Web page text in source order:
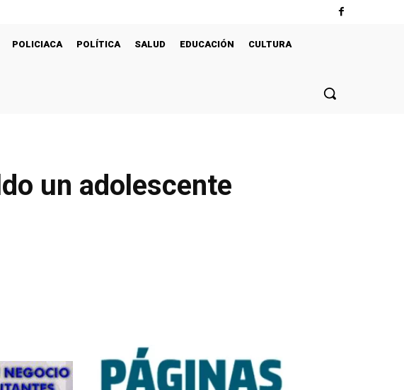
POLICIACA POLÍTICA SALUD EDUCACIÓN
CULTURA
un adolescente